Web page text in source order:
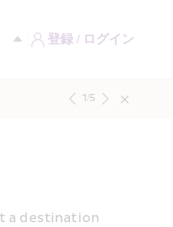
登録 / ログイン
1/5
a destination